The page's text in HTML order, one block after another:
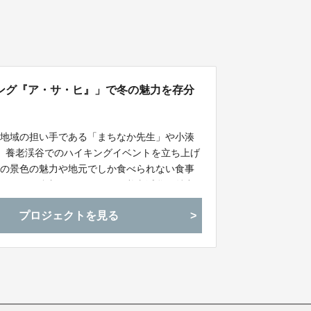
『ア・サ・ヒ』」で冬の魅力を存分
域の担い手である「まちなか先生」や小湊
老渓谷でのハイキングイベントを立ち上げ
景色の魅力や地元でしか食べられない食事
きたい！」と思えるイベントにしたいと考
プロジェクトを見る